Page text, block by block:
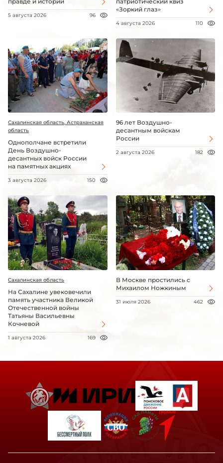
5 августа 2026 96
«Зоркий глаз»
4 августа 2026 110
Сахалинская область, Астраханская
область
Однополчане встретили
День Воздушно-
десантных войск России
на памятных акциях
3 августа 2026 150
96 лет Воздушно-
десантным войскам
России
2 августа 2026 182
Сахалинская область
На Сахалине увековечили
память участника Великой
Отечественной войны
Татьяны Васильевны
Кочневой
1 августа 2026 169
В Москве простились с
Михаилом Ножкиным
31 июля 2026 462